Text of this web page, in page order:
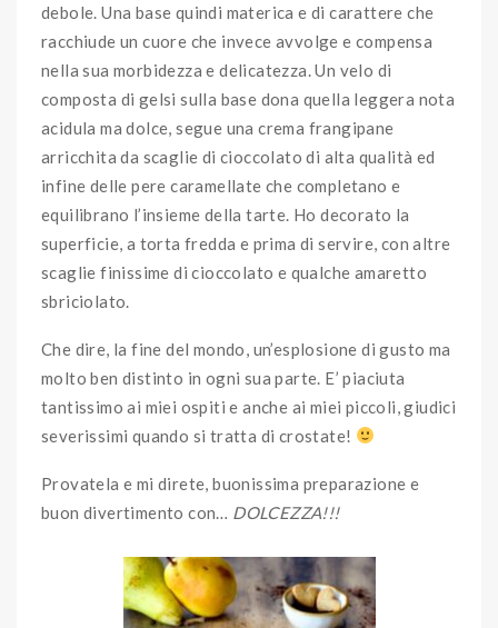
debole. Una base quindi materica e di carattere che
racchiude un cuore che invece avvolge e compensa
nella sua morbidezza e delicatezza. Un velo di
composta di gelsi sulla base dona quella leggera nota
acidula ma dolce, segue una crema frangipane
arricchita da scaglie di cioccolato di alta qualità ed
infine delle pere caramellate che completano e
equilibrano l’insieme della tarte. Ho decorato la
superficie, a torta fredda e prima di servire, con altre
scaglie finissime di cioccolato e qualche amaretto
sbriciolato.
Che dire, la fine del mondo, un’esplosione di gusto ma
molto ben distinto in ogni sua parte. E’ piaciuta
tantissimo ai miei ospiti e anche ai miei piccoli, giudici
severissimi quando si tratta di crostate!
Provatela e mi direte, buonissima preparazione e
buon divertimento con… DOLCEZZA!!!